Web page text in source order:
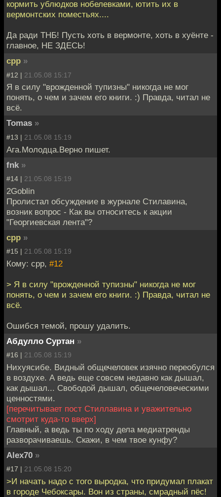
кормить ублюдков нобелевками, ютить их в
вермонтских поместьях....
Да ради ТНБ! Пусть хоть в вермонте, хоть в хуёнте -
главное, НЕ ЗДЕСЬ!
cpp »
#12 | 21.05.08 15:17
Я в силу "врожденной тупизны" никогда не мог
понять, о чем и зачем его книги. :) Правда, читал не
всё.
Tomas »
#13 | 21.05.08 15:19
Ага.Молодца.Верно пишет.
fnk »
#14 | 21.05.08 15:19
2Goblin
Пролистал обсуждение в журнале Стилавина,
возник вопрос - Как вы относитесь к акции
"Георгиевская лента"?
cpp »
#15 | 21.05.08 15:19
Кому: cpp, #12
> Я в силу "врожденной тупизны" никогда не мог
понять, о чем и зачем его книги. :) Правда, читал не
всё.
Ошибся темой, прошу удалить.
Абдулло Суртан »
#16 | 21.05.08 15:19
Нихуясибе. Видный общечеловек изячно переобулся
в воздухе. А ведь еще совсем недавно как дышал,
как дышал... Свободой дышал, общечеловеческими
ценностями.
[перечитывает пост Стиллавина и уважительно
смотрит куда-то вверх]
Главный, а ведь ты по ходу дела медиатренды
разворачиваешь. Скажи, в чем твое кунфу?
Alex70 »
#17 | 21.05.08 15:20
>И начать надо с того выродка, что придумал плакат
в городе Чебоксары. Вон из страны, смрадный пёс!